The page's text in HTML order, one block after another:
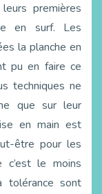
premières
en surf. Les
la planche en
pu en faire ce
techniques ne
que sur leur
en main est
être pour les
c’est le moins
tolérance sont